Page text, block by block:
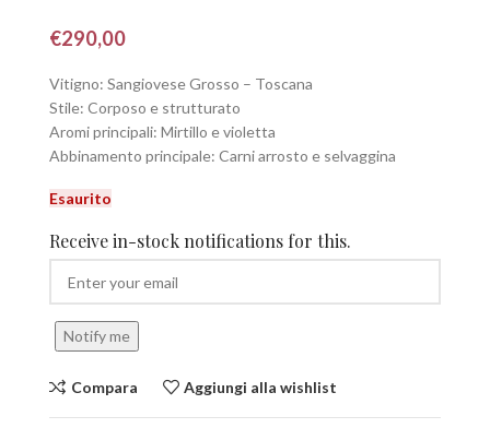
€290,00
Vitigno: Sangiovese Grosso – Toscana
Stile: Corposo e strutturato
Aromi principali: Mirtillo e violetta
Abbinamento principale: Carni arrosto e selvaggina
Esaurito
Receive in-stock notifications for this.
Notify me
Compara Aggiungi alla wishlist